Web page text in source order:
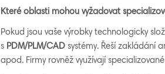
Které oblasti mohou vyžadovat
Pokud jsou vaše výrobky technologicky
s PDM/PLM/CAD systémy. Řeší zakládání
apod. Firmy rovněž využívají specializované